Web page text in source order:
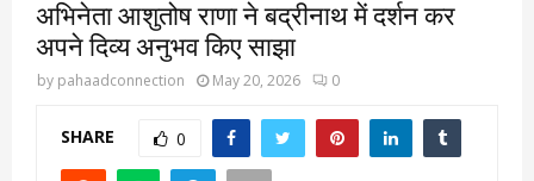
अभिनेता आशुतोष राणा ने बद्रीनाथ में दर्शन कर
अपने दिव्य अनुभव किए साझा
by pahaadconnection May 20, 2026 0
SHARE 0